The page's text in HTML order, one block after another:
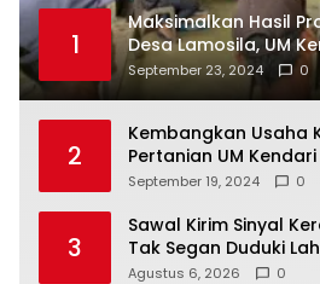
1
Maksimalkan Hasil
Desa Lamosila, UM
Bantuan Alat
September 23, 2024 0
2
Kembangkan Usaha
Pertanian UM
Laboratorium
September 19, 2024 0
3
Sawal Kirim Sinyal
Tak Segan Duduki
Puuwatu
Agustus 6, 2026 0